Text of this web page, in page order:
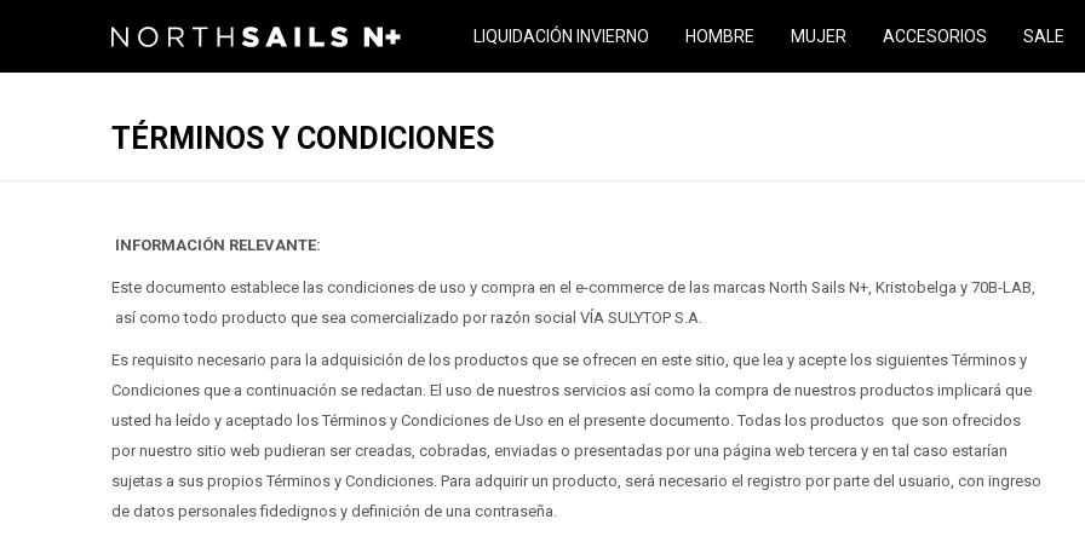
LIQUIDACIÓN INVIERNO HOMBRE MUJER ACCESORIOS SALE
TÉRMINOS Y CONDICIONES
INFORMACIÓN RELEVANTE:
Este documento establece las condiciones de uso y compra en el e-commerce de las marcas North Sails N+, Kristobelga y 70B-LAB,
así como todo producto que sea comercializado por razón social VÍA SULYTOP S.A.
Es requisito necesario para la adquisición de los productos que se ofrecen en este sitio, que lea y acepte los siguientes Términos y
Condiciones que a continuación se redactan. El uso de nuestros servicios así como la compra de nuestros productos implicará que
usted ha leído y aceptado los Términos y Condiciones de Uso en el presente documento. Todas los productos que son ofrecidos
por nuestro sitio web pudieran ser creadas, cobradas, enviadas o presentadas por una página web tercera y en tal caso estarían
sujetas a sus propios Términos y Condiciones. Para adquirir un producto, será necesario el registro por parte del usuario, con ingreso
de datos personales fidedignos y definición de una contraseña.